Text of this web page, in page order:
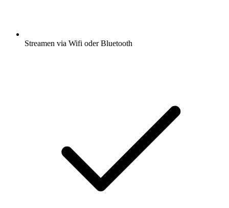
Streamen via Wifi oder Bluetooth